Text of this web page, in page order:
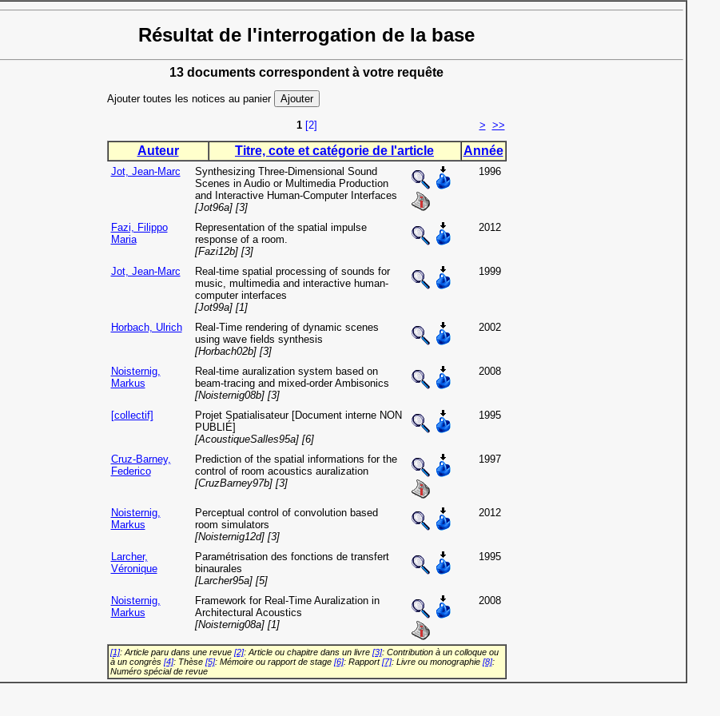
Résultat de l'interrogation de la base
13 documents correspondent à votre requête
Ajouter toutes les notices au panier
1 [2] > >>
Auteur Titre, cote et catégorie de l'article Année
Jot, Jean-Marc
Synthesizing Three-Dimensional Sound
Scenes in Audio or Multimedia Production
and Interactive Human-Computer Interfaces
[Jot96a] [3]
1996
Fazi, Filippo
Maria
Representation of the spatial impulse
response of a room.
[Fazi12b] [3]
2012
Jot, Jean-Marc
Real-time spatial processing of sounds for
music, multimedia and interactive human-
computer interfaces
[Jot99a] [1]
1999
Horbach, Ulrich
Real-Time rendering of dynamic scenes
using wave fields synthesis
[Horbach02b] [3]
2002
Noisternig,
Markus
Real-time auralization system based on
beam-tracing and mixed-order Ambisonics
[Noisternig08b] [3]
2008
[collectif]
Projet Spatialisateur [Document interne NON
PUBLIÉ]
[AcoustiqueSalles95a] [6]
1995
Cruz-Barney,
Federico
Prediction of the spatial informations for the
control of room acoustics auralization
[CruzBarney97b] [3]
1997
Noisternig,
Markus
Perceptual control of convolution based
room simulators
[Noisternig12d] [3]
2012
Larcher,
Véronique
Paramétrisation des fonctions de transfert
binaurales
[Larcher95a] [5]
1995
Noisternig,
Markus
Framework for Real-Time Auralization in
Architectural Acoustics
[Noisternig08a] [1]
2008
[1]: Article paru dans une revue [2]: Article ou chapitre dans un livre [3]: Contribution à un colloque ou
à un congrès [4]: Thèse [5]: Mémoire ou rapport de stage [6]: Rapport[7]: Livre ou monographie [8]:
Numéro spécial de revue